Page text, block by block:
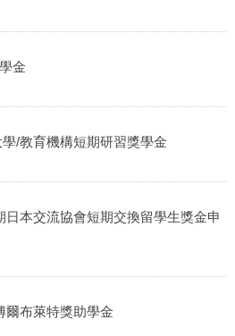
金
/教育機構短期研習獎學金
日本交流協會短期交換留學生獎金申
爾布萊特獎助學金